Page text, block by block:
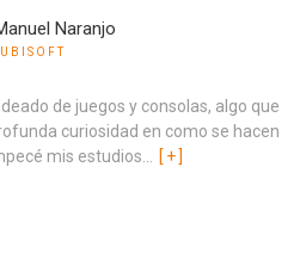
Naranjo
UBISOFT
de juegos y consolas, algo que
curiosidad en como se hacen
mis estudios...
[ + ]